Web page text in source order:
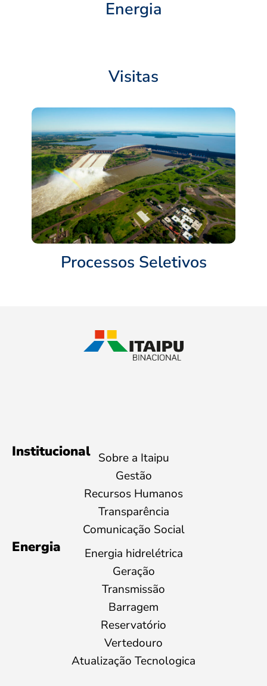
Energia
Visitas
Processos Seletivos
Institucional Sobre a Itaipu
Gestão
Recursos Humanos
Transparência
Comunicação Social
Energia
Energia hidrelétrica
Geração
Transmissão
Barragem
Reservatório
Vertedouro
Atualização Tecnologica